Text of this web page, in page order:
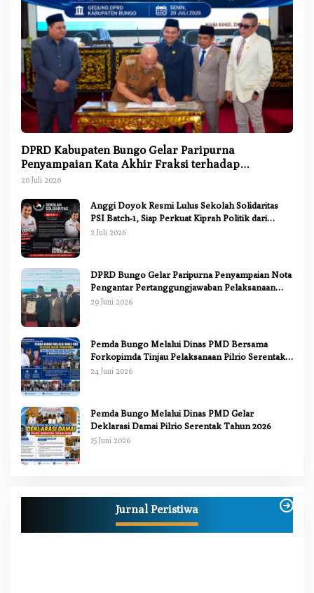
DPRD Kabupaten Bungo Gelar Paripurna
Penyampaian Kata Akhir Fraksi terhadap
Ranperda Pertanggungjawaban APBD 2025
20 Juli 2026
Anggi Doyok Resmi Lulus Sekolah Solidaritas
PSI Batch-1, Siap Perkuat Kiprah Politik dari
Daerah
2 Juli 2026
DPRD Bungo Gelar Paripurna Penyampaian Nota
Pengantar Pertanggungjawaban Pelaksanaan
APBD 2025
29 Juni 2026
Pemda Bungo Melalui Dinas PMD Bersama
Forkopimda Tinjau Pelaksanaan Pilrio Serentak
2026
24 Juni 2026
Pemda Bungo Melalui Dinas PMD Gelar
Deklarasi Damai Pilrio Serentak Tahun 2026
15 Juni 2026
Jurnal Peristiwa